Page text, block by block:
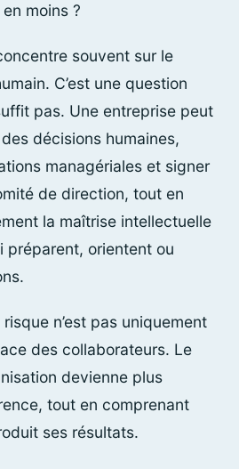
moins ?
souvent sur le
C’est une question
pas. Une entreprise peut
décisions humaines,
managériales et signer
de direction, tout en
la maîtrise intellectuelle
préparent, orientent ou
n’est pas uniquement
des collaborateurs. Le
devienne plus
tout en comprenant
ses résultats.